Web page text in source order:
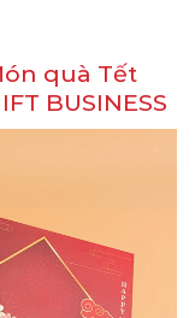
quà Tết
BUSINESS